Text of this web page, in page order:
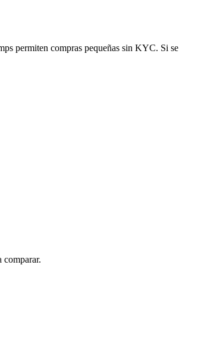
permiten compras pequeñas sin KYC. Si se
comparar.